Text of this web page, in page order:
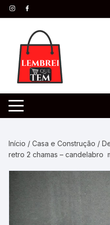
Início /Casa e Construção /
retro 2 chamas – candelabro